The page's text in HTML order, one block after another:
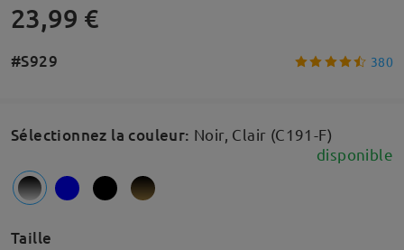
23,99 €
#S929 380
Sélectionnez la couleur: Noir, Clair (C191-F)
disponible
Taille